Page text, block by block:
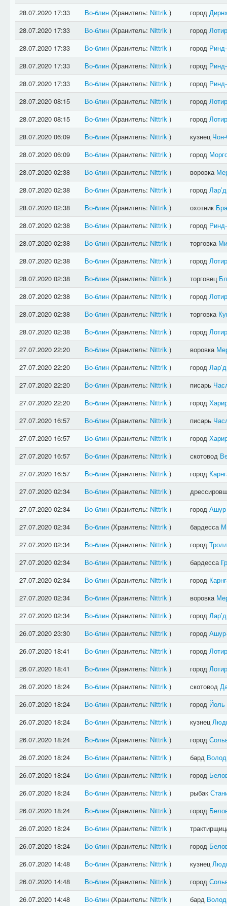
28.07.2020 17:33
Во-блин(Хранитель: Nittrik ) город
28.07.2020 17:33
Во-блин(Хранитель: Nittrik ) город
28.07.2020 17:33
Во-блин(Хранитель: Nittrik ) город
28.07.2020 17:33
Во-блин(Хранитель: Nittrik ) город
28.07.2020 17:33
Во-блин(Хранитель: Nittrik ) город
28.07.2020 08:15
Во-блин(Хранитель: Nittrik ) город
28.07.2020 08:15
Во-блин(Хранитель: Nittrik ) город
28.07.2020 06:09
Во-блин(Хранитель: Nittrik ) кузнец
28.07.2020 06:09
Во-блин(Хранитель: Nittrik ) город
28.07.2020 02:38
Во-блин(Хранитель: Nittrik ) воровка
28.07.2020 02:38
Во-блин(Хранитель: Nittrik ) город
28.07.2020 02:38
Во-блин(Хранитель: Nittrik ) охотник
28.07.2020 02:38
Во-блин(Хранитель: Nittrik ) город
28.07.2020 02:38
Во-блин(Хранитель: Nittrik ) торговка
28.07.2020 02:38
Во-блин(Хранитель: Nittrik ) город
28.07.2020 02:38
Во-блин(Хранитель: Nittrik ) торговец
28.07.2020 02:38
Во-блин(Хранитель: Nittrik ) город
28.07.2020 02:38
Во-блин(Хранитель: Nittrik ) торговка
28.07.2020 02:38
Во-блин(Хранитель: Nittrik ) город
27.07.2020 22:20
Во-блин(Хранитель: Nittrik ) воровка
27.07.2020 22:20
Во-блин(Хранитель: Nittrik ) город
27.07.2020 22:20
Во-блин(Хранитель: Nittrik ) писарь
27.07.2020 22:20
Во-блин(Хранитель: Nittrik ) город
27.07.2020 16:57
Во-блин(Хранитель: Nittrik ) писарь
27.07.2020 16:57
Во-блин(Хранитель: Nittrik ) город
27.07.2020 16:57
Во-блин(Хранитель: Nittrik ) скотовод
27.07.2020 16:57
Во-блин(Хранитель: Nittrik ) город
27.07.2020 02:34
Во-блин(Хранитель: Nittrik )
27.07.2020 02:34
Во-блин(Хранитель: Nittrik ) город
27.07.2020 02:34
Во-блин(Хранитель: Nittrik ) бардесса
27.07.2020 02:34
Во-блин(Хранитель: Nittrik ) город
27.07.2020 02:34
Во-блин(Хранитель: Nittrik ) бардесса
27.07.2020 02:34
Во-блин(Хранитель: Nittrik ) город
27.07.2020 02:34
Во-блин(Хранитель: Nittrik ) воровка
27.07.2020 02:34
Во-блин(Хранитель: Nittrik ) город
26.07.2020 23:30
Во-блин(Хранитель: Nittrik ) город
26.07.2020 18:41
Во-блин(Хранитель: Nittrik ) город
26.07.2020 18:41
Во-блин(Хранитель: Nittrik ) город
26.07.2020 18:24
Во-блин(Хранитель: Nittrik ) скотовод
26.07.2020 18:24
Во-блин(Хранитель: Nittrik ) город Йоль
26.07.2020 18:24
Во-блин(Хранитель: Nittrik ) кузнец
26.07.2020 18:24
Во-блин(Хранитель: Nittrik ) город
26.07.2020 18:24
Во-блин(Хранитель: Nittrik ) бард
26.07.2020 18:24
Во-блин(Хранитель: Nittrik ) город
26.07.2020 18:24
Во-блин(Хранитель: Nittrik ) рыбак
26.07.2020 18:24
Во-блин(Хранитель: Nittrik ) город
26.07.2020 18:24
Во-блин(Хранитель: Nittrik )
26.07.2020 18:24
Во-блин(Хранитель: Nittrik ) город
26.07.2020 14:48
Во-блин(Хранитель: Nittrik ) кузнец
26.07.2020 14:48
Во-блин(Хранитель: Nittrik ) город
26.07.2020 14:48
Во-блин(Хранитель: Nittrik ) бард